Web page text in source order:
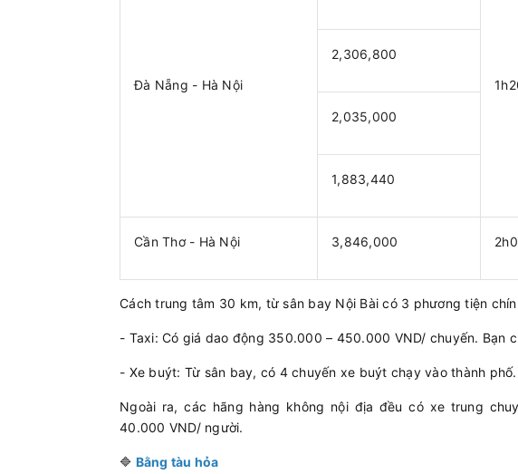
Đà Nẵng - Hà Nội
2,306,800
2,035,000
1,883,440
Cần Thơ - Hà Nội 3,846,000
Cách trung tâm 30 km, từ sân bay Nội Bài có 3 phương tiện
- Taxi: Có giá dao động 350.000 – 450.000 VND/ chuyến. Bạn
- Xe buýt: Từ sân bay, có 4 chuyến xe buýt chạy vào thành
Ngoài ra, các hãng hàng không nội địa đều có xe trung
40.000 VND/ người.
🔷 Bằng tàu hỏa